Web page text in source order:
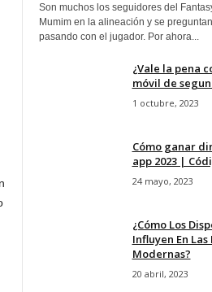
Son muchos los seguidores del
Mumim en la alineación y se
pasando con el jugador. Por ahora...
¿Vale la pena
móvil de
1 octubre, 2023
Cómo ganar
app 2023 |
24 mayo, 2023
¿Cómo Los
Influyen En
Modernas?
20 abril, 2023